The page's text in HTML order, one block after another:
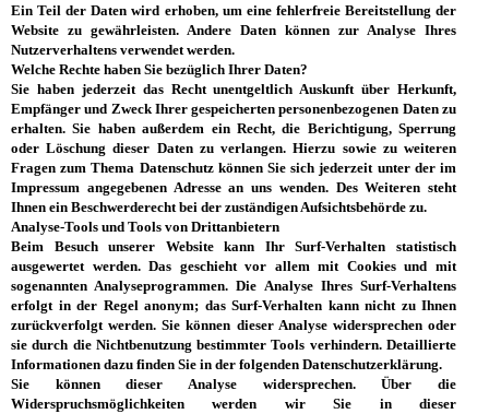
Ein Teil der Daten wird erhoben, um eine fehlerfreie Bereitstellung der
Website zu gewährleisten. Andere Daten können zur Analyse Ihres
Nutzerverhaltens verwendet werden.
Welche Rechte haben Sie bezüglich Ihrer Daten?
Sie haben jederzeit das Recht unentgeltlich Auskunft über Herkunft,
Empfänger und Zweck Ihrer gespeicherten personenbezogenen Daten zu
erhalten. Sie haben außerdem ein Recht, die Berichtigung, Sperrung
oder Löschung dieser Daten zu verlangen. Hierzu sowie zu weiteren
Fragen zum Thema Datenschutz können Sie sich jederzeit unter der im
Impressum angegebenen Adresse an uns wenden. Des Weiteren steht
Ihnen ein Beschwerderecht bei der zuständigen Aufsichtsbehörde zu.
Analyse-Tools und Tools von Drittanbietern
Beim Besuch unserer Website kann Ihr Surf-Verhalten statistisch
ausgewertet werden. Das geschieht vor allem mit Cookies und mit
sogenannten Analyseprogrammen. Die Analyse Ihres Surf-Verhaltens
erfolgt in der Regel anonym; das Surf-Verhalten kann nicht zu Ihnen
zurückverfolgt werden. Sie können dieser Analyse widersprechen oder
sie durch die Nichtbenutzung bestimmter Tools verhindern. Detaillierte
Informationen dazu finden Sie in der folgenden Datenschutzerklärung.
Sie können dieser Analyse widersprechen. Über die
Widerspruchsmöglichkeiten werden wir Sie in dieser